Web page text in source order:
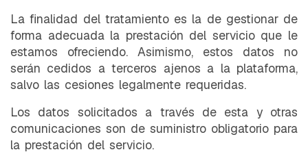
La finalidad del tratamiento es la de gestionar de
forma adecuada la prestación del servicio que le
estamos ofreciendo. Asimismo, estos datos no
serán cedidos a terceros ajenos a la plataforma,
salvo las cesiones legalmente requeridas.
Los datos solicitados a través de esta y otras
comunicaciones son de suministro obligatorio para
la prestación del servicio.